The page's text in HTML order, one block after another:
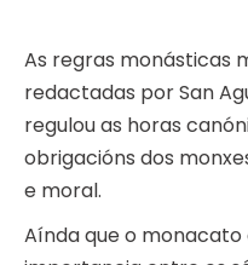
As regras monásticas
redactadas por San
regulou as horas
obrigacións dos
e moral.
Aínda que o